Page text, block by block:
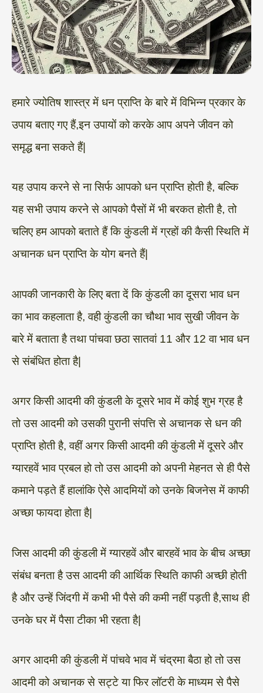
हमारे ज्योतिष शास्त्र में धन प्राप्ति के बारे में विभिन्न प्रकार के
उपाय बताए गए हैं,इन उपायों को करके आप अपने जीवन को
समृद्ध बना सकते हैं|
यह उपाय करने से ना सिर्फ आपको धन प्राप्ति होती है, बल्कि
यह सभी उपाय करने से आपको पैसों में भी बरकत होती है, तो
चलिए हम आपको बताते हैं कि कुंडली में ग्रहों की कैसी स्थिति में
अचानक धन प्राप्ति के योग बनते हैं|
आपकी जानकारी के लिए बता दें कि कुंडली का दूसरा भाव धन
का भाव कहलाता है, वही कुंडली का चौथा भाव सुखी जीवन के
बारे में बताता है तथा पांचवा छठा सातवां 11 और 12 वा भाव धन
से संबंधित होता है|
अगर किसी आदमी की कुंडली के दूसरे भाव में कोई शुभ ग्रह है
तो उस आदमी को उसकी पुरानी संपत्ति से अचानक से धन की
प्राप्ति होती है, वहीं अगर किसी आदमी की कुंडली में दूसरे और
ग्यारहवें भाव प्रबल हो तो उस आदमी को अपनी मेहनत से ही पैसे
कमाने पड़ते हैं हालांकि ऐसे आदमियों को उनके बिजनेस में काफी
अच्छा फायदा होता है|
जिस आदमी की कुंडली में ग्यारहवें और बारहवें भाव के बीच अच्छा
संबंध बनता है उस आदमी की आर्थिक स्थिति काफी अच्छी होती
है और उन्हें जिंदगी में कभी भी पैसे की कमी नहीं पड़ती है,साथ ही
उनके घर में पैसा टीका भी रहता है|
अगर आदमी की कुंडली में पांचवे भाव में चंद्रमा बैठा हो तो उस
आदमी को अचानक से सट्टे या फिर लॉटरी के माध्यम से पैसे